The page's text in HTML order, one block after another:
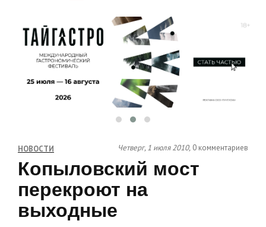
НОВОСТИ Четверг, 1 июля 2010, 0 комментариев
Копыловский мост
перекроют на
выходные